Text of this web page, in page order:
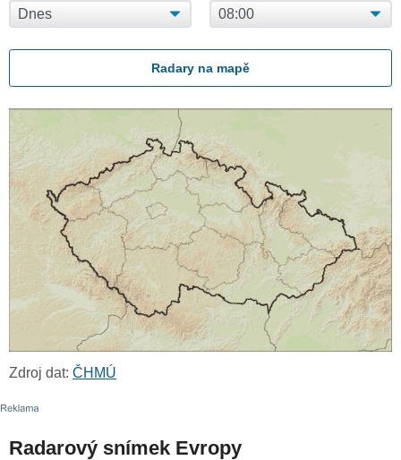
Radary na mapě
Zdroj dat: ČHMÚ
Radarový snímek Evropy